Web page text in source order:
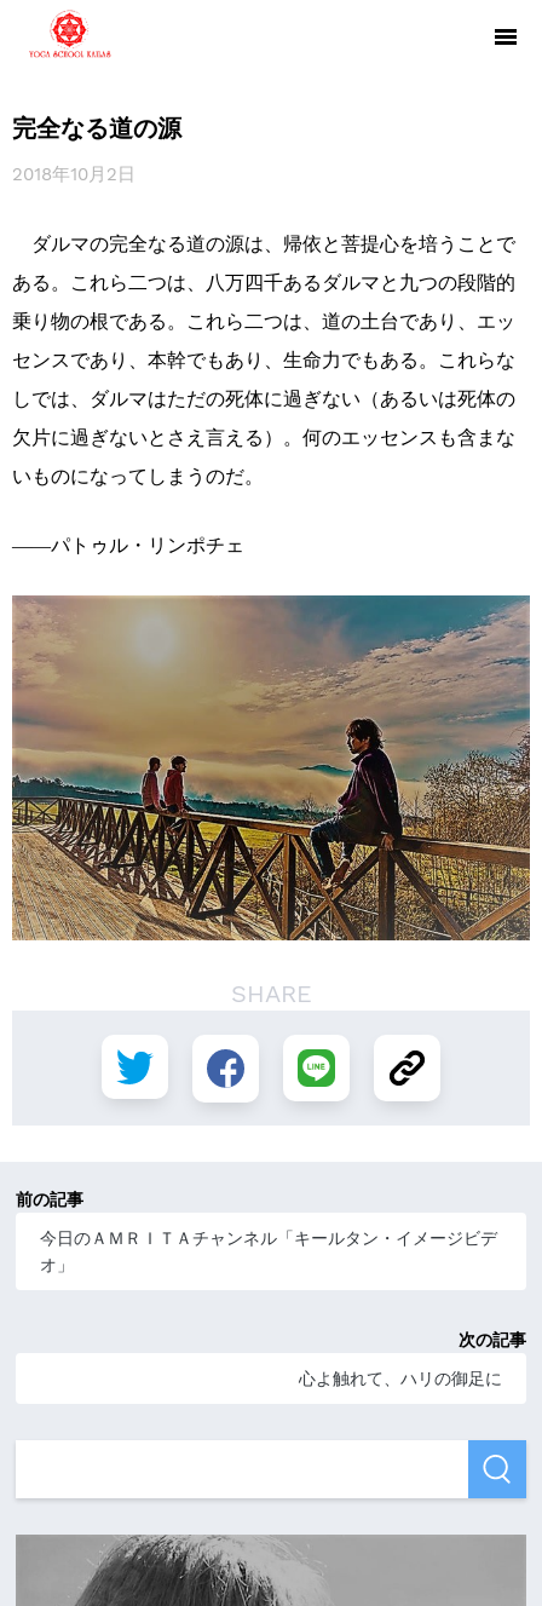
完全なる道の源
2018年10月2日
ダルマの完全なる道の源は、帰依と菩提心を培うことで
ある。これら二つは、八万四千あるダルマと九つの段階的
乗り物の根である。これら二つは、道の土台であり、エッ
センスであり、本幹でもあり、生命力でもある。これらな
しでは、ダルマはただの死体に過ぎない（あるいは死体の
欠片に過ぎないとさえ言える）。何のエッセンスも含まな
いものになってしまうのだ。
――パトゥル・リンポチェ
SHARE
前の記事
今日のＡＭＲＩＴＡチャンネル「キールタン・イメージビデ
オ」
次の記事
心よ触れて、ハリの御足に